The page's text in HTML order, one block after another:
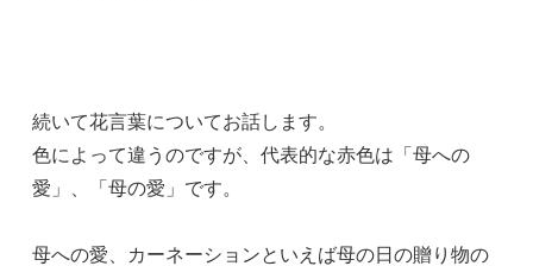
続いて花言葉についてお話します。
色によって違うのですが、代表的な赤色は「母への
愛」、「母の愛」です。
母への愛、カーネーションといえば母の日の贈り物の